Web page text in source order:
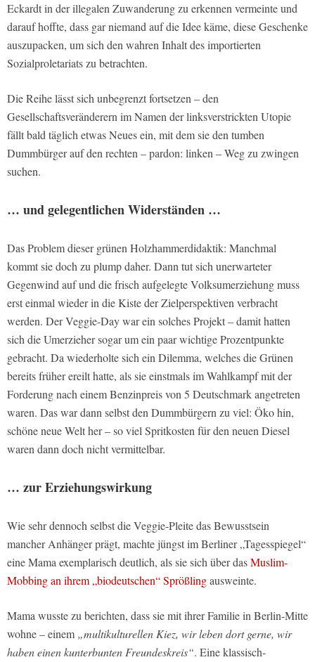
Eckardt in der illegalen Zuwanderung zu erkennen vermeinte und
darauf hoffte, dass gar niemand auf die Idee käme, diese Geschenke
auszupacken, um sich den wahren Inhalt des importierten
Sozialproletariats zu betrachten.
Die Reihe lässt sich unbegrenzt fortsetzen – den
Gesellschaftsveränderern im Namen der linksverstrickten Utopie
fällt bald täglich etwas Neues ein, mit dem sie den tumben
Dummbürger auf den rechten – pardon: linken – Weg zu zwingen
suchen.
… und gelegentlichen Widerständen …
Das Problem dieser grünen Holzhammerdidaktik: Manchmal
kommt sie doch zu plump daher. Dann tut sich unerwarteter
Gegenwind auf und die frisch aufgelegte Volksumerziehung muss
erst einmal wieder in die Kiste der Zielperspektiven verbracht
werden. Der Veggie-Day war ein solches Projekt – damit hatten
sich die Umerzieher sogar um ein paar wichtige Prozentpunkte
gebracht. Da wiederholte sich ein Dilemma, welches die Grünen
bereits früher ereilt hatte, als sie einstmals im Wahlkampf mit der
Forderung nach einem Benzinpreis von 5 Deutschmark angetreten
waren. Das war dann selbst den Dummbürgern zu viel: Öko hin,
schöne neue Welt her – so viel Spritkosten für den neuen Diesel
waren dann doch nicht vermittelbar.
… zur Erziehungswirkung
Wie sehr dennoch selbst die Veggie-Pleite das Bewusstsein
mancher Anhänger prägt, machte jüngst im Berliner „Tagesspiegel“
eine Mama exemplarisch deutlich, als sie sich über dasMuslim-
Mobbing an ihrem „biodeutschen“ Sprößlingausweinte.
Mama wusste zu berichten, dass sie mit ihrer Familie in Berlin-Mitte
wohne – einem „multikulturellen Kiez, wir leben dort gerne, wir
haben einen kunterbunten Freundeskreis“. Eine klassisch-